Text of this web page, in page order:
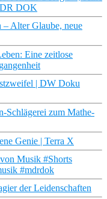
DOK
– Alter Glaube, neue
Eine zeitlose
| DW Doku
Schlägerei zum Mathe-
Genie | Terra X
Musik #Shorts
#mdrdok
der Leidenschaften